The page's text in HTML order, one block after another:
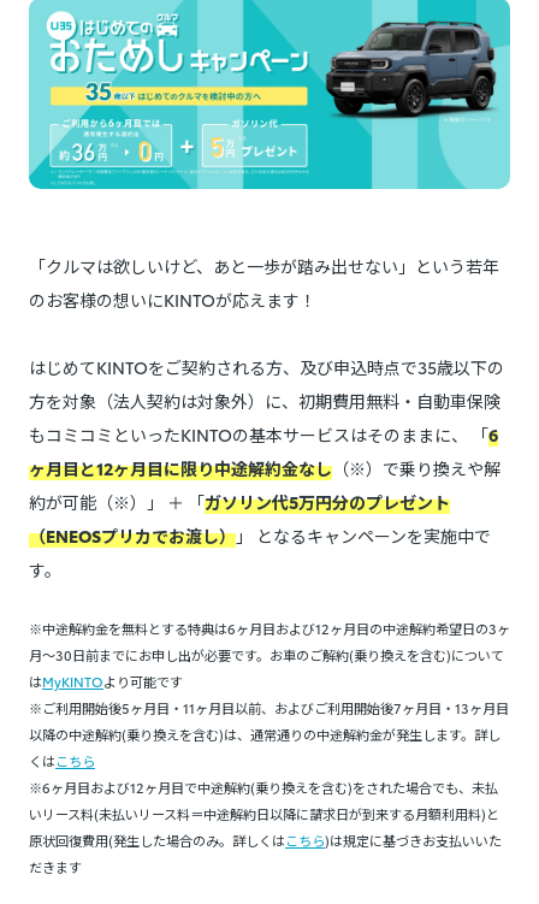
「クルマは欲しいけど、あと一歩が踏み出せない」という若年
のお客様の想いにKINTOが応えます！
はじめてKINTOをご契約される方、及び申込時点で35歳以下の
方を対象（法人契約は対象外）に、初期費用無料・自動車保険
もコミコミといったKINTOの基本サービスはそのままに、 「6
ヶ月目と12ヶ月目に限り中途解約金なし （※）で乗り換えや解
約が可能（※）」 ＋ 「ガソリン代5万円分のプレゼント
（ENEOSプリカでお渡し） 」 となるキャンペーンを実施中で
す。
※中途解約金を無料とする特典は6ヶ月目および12ヶ月目の中途解約希望日の3ヶ
月～30日前までにお申し出が必要です。お車のご解約(乗り換えを含む)について
はMyKINTOより可能です
※ご利用開始後5ヶ月目・11ヶ月目以前、およびご利用開始後7ヶ月目・13ヶ月目
以降の中途解約(乗り換えを含む)は、通常通りの中途解約金が発生します。詳し
くはこちら
※6ヶ月目および12ヶ月目で中途解約(乗り換えを含む)をされた場合でも、未払
いリース料(未払いリース料＝中途解約日以降に請求日が到来する月額利用料)と
原状回復費用(発生した場合のみ。詳しくはこちら)は規定に基づきお支払いいた
だきます